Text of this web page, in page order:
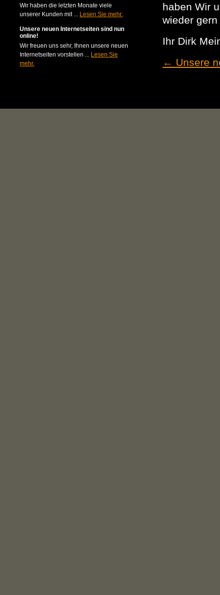
Wir haben die letzten Monate viele
unserer Kunden mit ... Lesen Sie mehr.
Unsere neuen Internetseiten sind nun
online!
Wir freuen uns sehr, Ihnen unsere neuen
Internetseiten vorstellen ... Lesen Sie
mehr.
haben Wir
wieder
Ihr Dirk
← Unsere